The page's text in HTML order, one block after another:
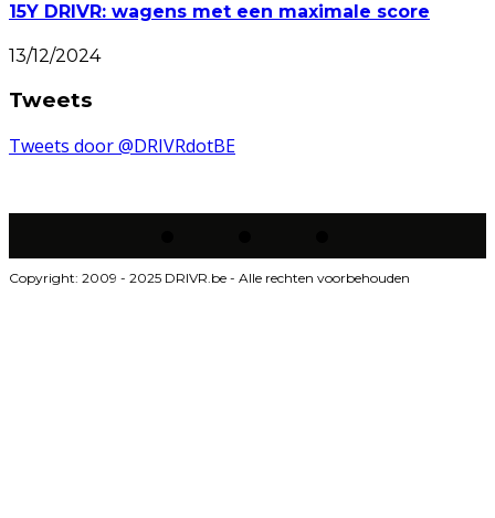
15Y DRIVR: wagens met een maximale score
13/12/2024
Tweets
Tweets door @DRIVRdotBE
Copyright: 2009 - 2025 DRIVR.be - Alle rechten voorbehouden